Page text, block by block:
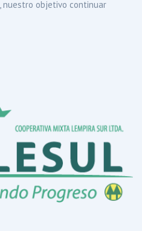
nuestro objetivo continuar